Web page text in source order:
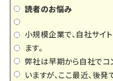
読者のお悩み
小規模企業で、自社サイ
ます。
弊社は早期から自社でコ
いますが、ここ最近、後